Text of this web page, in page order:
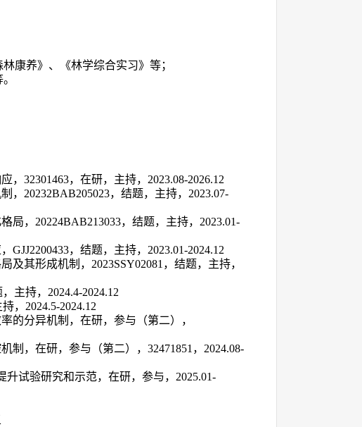
康养》、《林学综合实习》等；
， 32301463，在研，主持， 2023.08-2026.12
， 20232BAB205023，结题，主持， 2023.07-
局， 20224BAB213033，结题，主持， 2023.01-
GJJ2200433，结题，主持， 2023.01-2024.12
及其形成机制， 2023SSY02081 ，结题，主持，
主持， 2024.4-2024.12
， 2024.5-2024.12
的分异机制，在研，参与（第二），
制，在研，参与（第二）， 32471851 ， 2024.08-
试验研究和示范，在研，参与， 2025.01-